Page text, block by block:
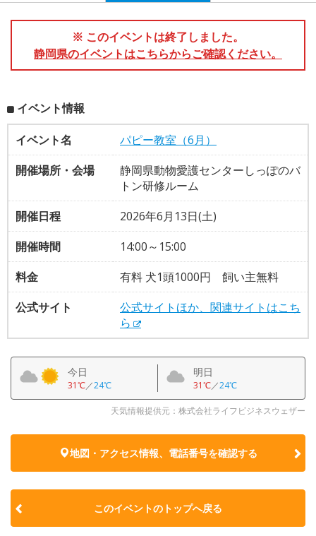
※ このイベントは終了しました。
静岡県のイベントはこちらからご確認ください。
イベント情報
イベント名
パピー教室（6月）
開催場所・会場
静岡県動物愛護センターしっぽのバ
トン研修ルーム
開催日程
2026年6月13日(土)
開催時間
14:00～15:00
料金
有料 犬1頭1000円 飼い主無料
公式サイト
公式サイトほか、関連サイトはこち
ら
今日
31℃／24℃
明日
31℃／24℃
天気情報提供元：株式会社ライフビジネスウェザー
地図・アクセス情報、電話番号を確認する
このイベントのトップへ戻る